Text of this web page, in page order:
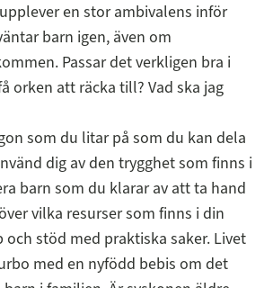
en stor ambivalens inför
barn igen, även om
Passar det verkligen bra i
orken att räcka till? Vad ska jag
som du litar på som du kan dela
dig av den trygghet som finns i
barn som du klarar av att ta hand
vilka resurser som finns i din
stöd med praktiska saker. Livet
med en nyfödd bebis om det